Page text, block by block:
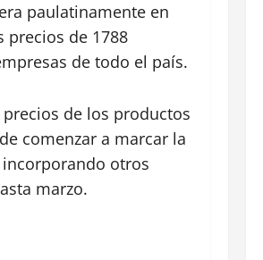
paulatinamente en
de 1788
de todo el país.
de los productos
comenzar a marcar la
otros
marzo.